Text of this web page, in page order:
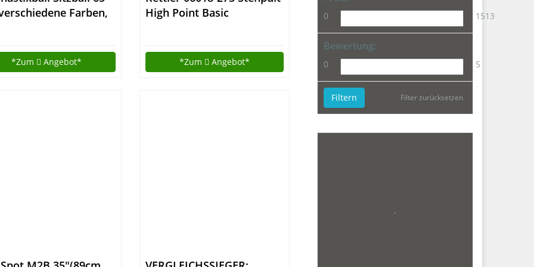
Farben,
*Zum Angebot*
High Point Basic
*Zum Angebot*
0 1513
Bewertung:
0 5
Filter zurücksetzen
Filtern